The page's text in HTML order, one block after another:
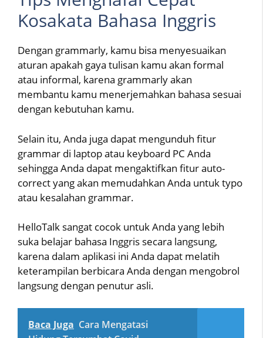
Kosakata Bahasa Inggris
Dengan grammarly, kamu bisa menyesuaikan
aturan apakah gaya tulisan kamu akan formal
atau informal, karena grammarly akan
membantu kamu menerjemahkan bahasa sesuai
dengan kebutuhan kamu.
Selain itu, Anda juga dapat mengunduh fitur
grammar di laptop atau keyboard PC Anda
sehingga Anda dapat mengaktifkan fitur auto-
correct yang akan memudahkan Anda untuk typo
atau kesalahan grammar.
HelloTalk sangat cocok untuk Anda yang lebih
suka belajar bahasa Inggris secara langsung,
karena dalam aplikasi ini Anda dapat melatih
keterampilan berbicara Anda dengan mengobrol
langsung dengan penutur asli.
Baca Juga Cara Mengatasi